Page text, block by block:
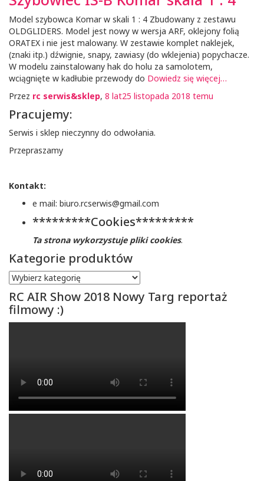
Model szybowca Komar w skali 1 : 4 Zbudowany z zestawu
OLDGLIDERS. Model jest nowy w wersja ARF, oklejony folią
ORATEX i nie jest malowany. W zestawie komplet naklejek,
(znaki itp.) dźwignie, snapy, zawiasy (do wklejenia) popychacze.
W modelu zainstalowany hak do holu za samolotem,
wciągnięte w kadłubie przewody do Dowiedz się więcej…
Przez rc serwis&sklep, 8 lat25 listopada 2018 temu
Pracujemy:
Serwis i sklep nieczynny do odwołania.
Przepraszamy
Kontakt:
e mail: biuro.rcserwis@gmail.com
*********Cookies*********
Ta strona wykorzystuje pliki cookies.
Kategorie produktów
RC AIR Show 2018 Nowy Targ reportaż
filmowy :)